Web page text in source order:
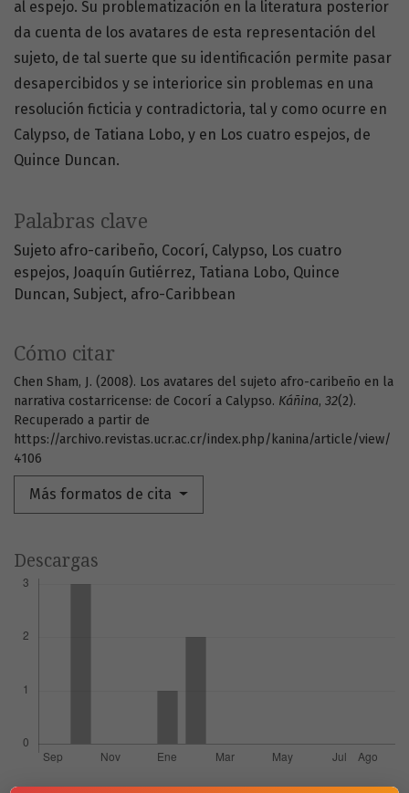
Palabras clave
Sujeto afro-caribeño Cocorí Calypso Los cuatro
espejos Joaquín Gutiérrez Tatiana Lobo Quince
Duncan Subject afro-Caribbean
Cómo citar
Chen Sham, J. (2008). Los avatares del sujeto afro-caribeño en la
narrativa costarricense: de Cocorí a Calypso. Káñina, 32(2).
Recuperado a partir de
https://archivo.revistas.ucr.ac.cr/index.php/kanina/article/view/
4106
Más formatos de cita
al espejo. Su problematización en la literatura posterior
da cuenta de los avatares de esta representación del
sujeto, de tal suerte que su identificación permite pasar
desapercibidos y se interiorice sin problemas en una
resolución ficticia y contradictoria, tal y como ocurre en
Calypso, de Tatiana Lobo, y en Los cuatro espejos, de
Quince Duncan.
Descargas